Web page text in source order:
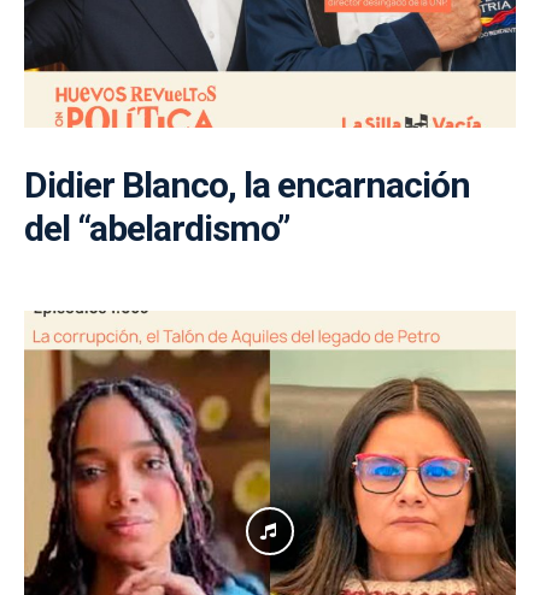
Didier Blanco, la encarnación
del “abelardismo”